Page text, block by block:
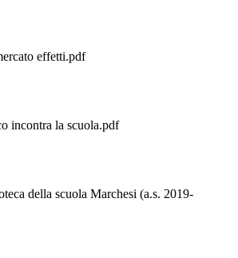
effetti.pdf
incontra la scuola.pdf
della scuola Marchesi (a.s. 2019-